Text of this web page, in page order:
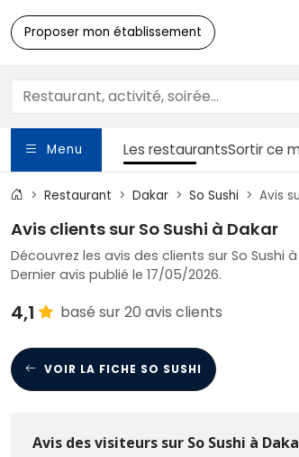
Proposer mon établissement
Menu Les restaurantsSortirce
Restaurant Dakar So Sushi Avis
Avis clients sur So Sushi à Dakar
Découvrez les avis des clients sur So
Dernier avis publié le 17/05/2026.
4,1 basé sur 20 avis clients
VOIR LA FICHE SO SUSHI
Avis des visiteurs sur So Sushi à